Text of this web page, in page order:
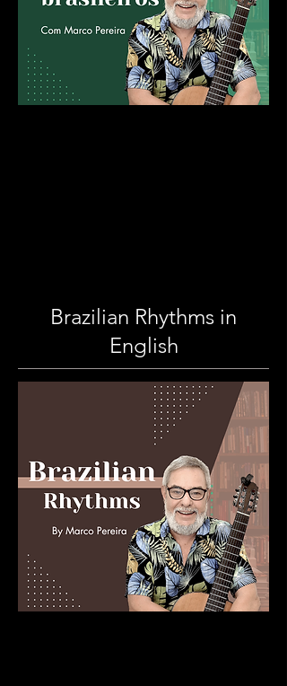
Brazilian Rhythms in
English